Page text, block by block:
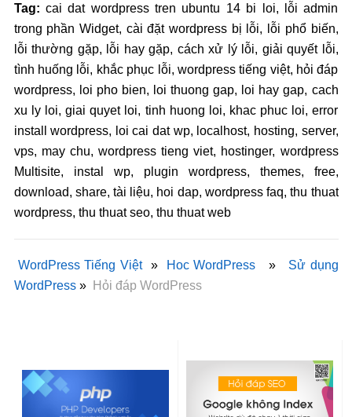
Tag: cai dat wordpress tren ubuntu 14 bi loi, lỗi admin
trong phần Widget, cài đặt wordpress bị lỗi, lỗi phổ biến,
lỗi thường gặp, lỗi hay gặp, cách xử lý lỗi, giải quyết lỗi,
tình huống lỗi, khắc phục lỗi, wordpress tiếng việt, hỏi đáp
wordpress, loi pho bien, loi thuong gap, loi hay gap, cach
xu ly loi, giai quyet loi, tinh huong loi, khac phuc loi, error
install wordpress, loi cai dat wp, localhost, hosting, server,
vps, may chu, wordpress tieng viet, hostinger, wordpress
Multisite, instal wp, plugin wordpress, themes, free,
download, share, tài liệu, hoi dap, wordpress faq, thu thuat
wordpress, thu thuat seo, thu thuat web
WordPress Tiếng Việt» Hoc WordPress » Sử dụng
WordPress» Hỏi đáp WordPress